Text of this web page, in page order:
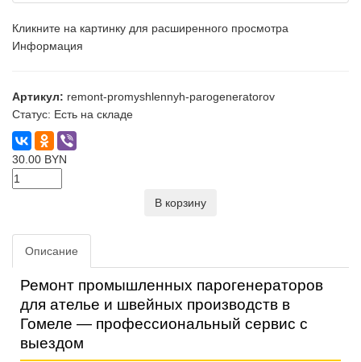
Кликните на картинку для расширенного просмотра
Информация
Артикул: remont-promyshlennyh-parogeneratorov
Статус: Есть на складе
30.00 BYN
В корзину
Описание
Ремонт промышленных парогенераторов
для ателье и швейных производств в
Гомеле — профессиональный сервис с
выездом